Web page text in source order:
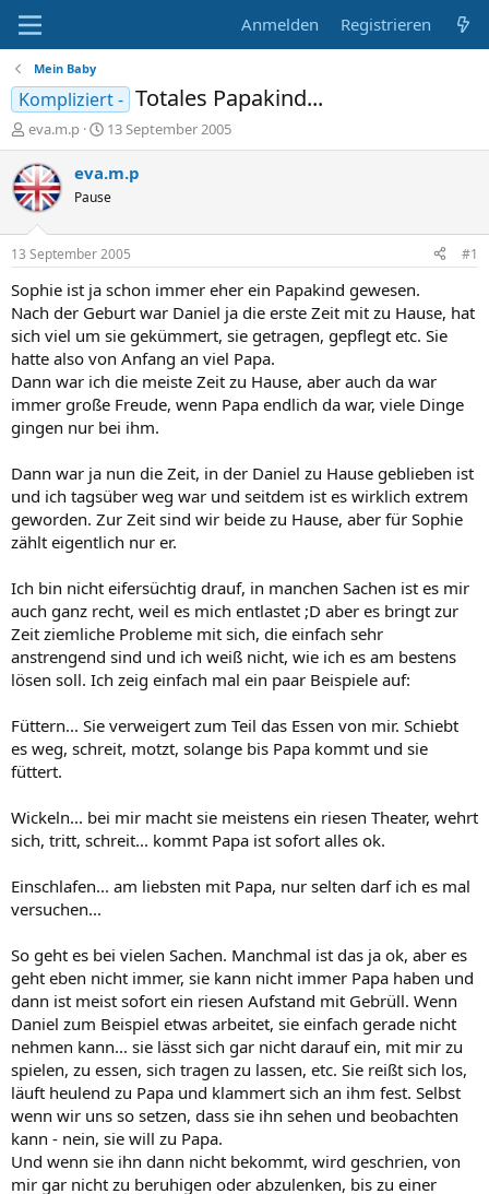
Anmelden Registrieren
Mein Baby
Kompliziert - Totales Papakind...
E
r
s
t
e
e
r
eva.m.p
E
r
s
e
l
t
a
m
13 September 2005
eva.m.p
Pause
13 September 2005 #1
Sophie ist ja schon immer eher ein Papakind gewesen.
Nach der Geburt war Daniel ja die erste Zeit mit zu Hause, hat
sich viel um sie gekümmert, sie getragen, gepflegt etc. Sie
hatte also von Anfang an viel Papa.
Dann war ich die meiste Zeit zu Hause, aber auch da war
immer große Freude, wenn Papa endlich da war, viele Dinge
gingen nur bei ihm.
Dann war ja nun die Zeit, in der Daniel zu Hause geblieben ist
und ich tagsüber weg war und seitdem ist es wirklich extrem
geworden. Zur Zeit sind wir beide zu Hause, aber für Sophie
zählt eigentlich nur er.
Ich bin nicht eifersüchtig drauf, in manchen Sachen ist es mir
auch ganz recht, weil es mich entlastet ;D aber es bringt zur
Zeit ziemliche Probleme mit sich, die einfach sehr
anstrengend sind und ich weiß nicht, wie ich es am bestens
lösen soll. Ich zeig einfach mal ein paar Beispiele auf:
Füttern... Sie verweigert zum Teil das Essen von mir. Schiebt
es weg, schreit, motzt, solange bis Papa kommt und sie
füttert.
Wickeln... bei mir macht sie meistens ein riesen Theater, wehrt
sich, tritt, schreit... kommt Papa ist sofort alles ok.
Einschlafen... am liebsten mit Papa, nur selten darf ich es mal
versuchen...
So geht es bei vielen Sachen. Manchmal ist das ja ok, aber es
geht eben nicht immer, sie kann nicht immer Papa haben und
dann ist meist sofort ein riesen Aufstand mit Gebrüll. Wenn
Daniel zum Beispiel etwas arbeitet, sie einfach gerade nicht
nehmen kann... sie lässt sich gar nicht darauf ein, mit mir zu
spielen, zu essen, sich tragen zu lassen, etc. Sie reißt sich los,
läuft heulend zu Papa und klammert sich an ihm fest. Selbst
wenn wir uns so setzen, dass sie ihn sehen und beobachten
kann - nein, sie will zu Papa.
Und wenn sie ihn dann nicht bekommt, wird geschrien, von
mir gar nicht zu beruhigen oder abzulenken, bis zu einer